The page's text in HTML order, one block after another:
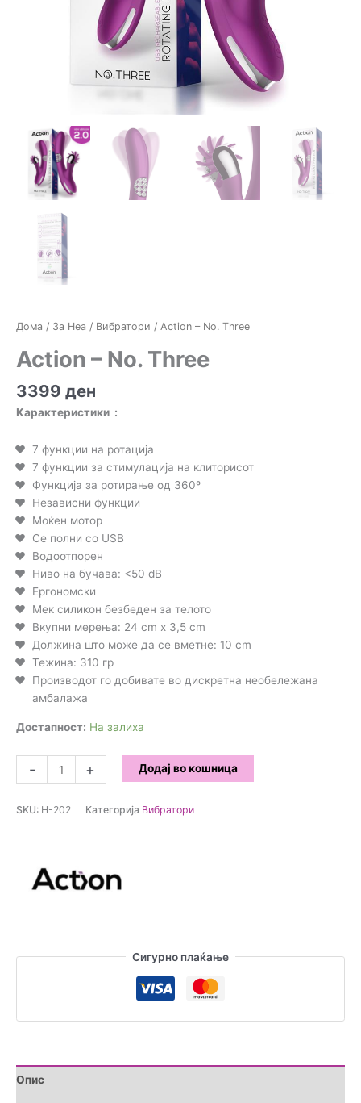
Дома / За Неа / Вибратори / Action – No. Three
Action – No. Three
3399 ден
Карактеристики :
7 функции на ротација
7 функции за стимулација на клиторисот
Функција за ротирање од 360º
Независни функции
Моќен мотор
Се полни со USB
Водоотпорен
Ниво на бучава: <50 dB
Ергономски
Мек силикон безбеден за телото
Вкупни мерења: 24 cm x 3,5 cm
Должина што може да се вметне: 10 cm
Тежина: 310 гр
Производот го добивате во дискретна необележана
амбалажа
Достапност: На залиха
-
-
No.
Three
+ Додај во кошница
SKU: H-202 Категорија Вибратори
Сигурно плаќање
Опис